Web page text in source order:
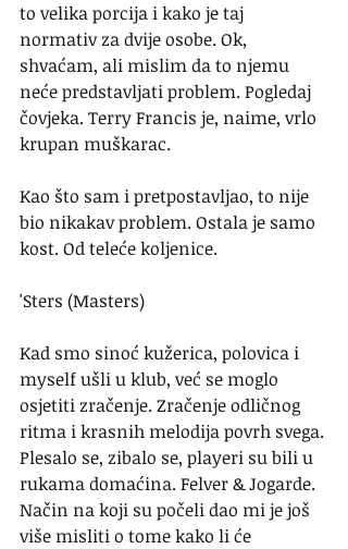
to velika porcija i kako je taj
normativ za dvije osobe. Ok,
shvaćam, ali mislim da to njemu
neće predstavljati problem. Pogledaj
čovjeka. Terry Francis je, naime, vrlo
krupan muškarac.
Kao što sam i pretpostavljao, to nije
bio nikakav problem. Ostala je samo
kost. Od teleće koljenice.
'Sters (Masters)
Kad smo sinoć kužerica, polovica i
myself ušli u klub, već se moglo
osjetiti zračenje. Zračenje odličnog
ritma i krasnih melodija povrh svega.
Plesalo se, zibalo se, playeri su bili u
rukama domaćina. Felver & Jogarde.
Način na koji su počeli dao mi je još
više misliti o tome kako li će